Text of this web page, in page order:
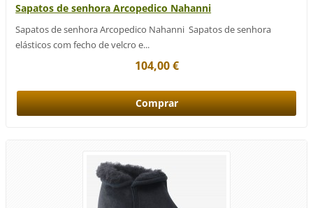
Sapatos de senhora Arcopedico Nahanni
Sapatos de senhora Arcopedico Nahanni Sapatos de senhora
elásticos com fecho de velcro e...
104,00 €